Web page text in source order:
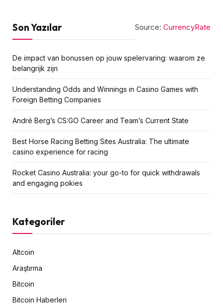
Source: CurrencyRate
Son Yazılar
De impact van bonussen op jouw spelervaring: waarom ze
belangrijk zijn
Understanding Odds and Winnings in Casino Games with
Foreign Betting Companies
André Berg’s CS:GO Career and Team’s Current State
Best Horse Racing Betting Sites Australia: The ultimate
casino experience for racing
Rocket Casino Australia: your go-to for quick withdrawals
and engaging pokies
Kategoriler
Altcoin
Araştırma
Bitcoin
Bitcoin Haberleri